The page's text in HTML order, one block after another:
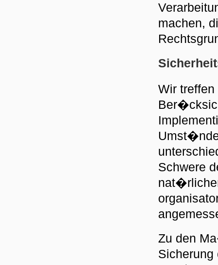
machen,
Wir
Schwere
Zu den